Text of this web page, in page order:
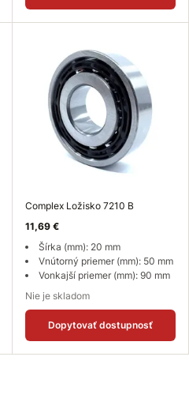
Complex Ložisko 7210 B
11,69 €
Šírka (mm): 20 mm
Vnútorný priemer (mm): 50 mm
Vonkajší priemer (mm): 90 mm
Nie je skladom
Dopytovať dostupnosť